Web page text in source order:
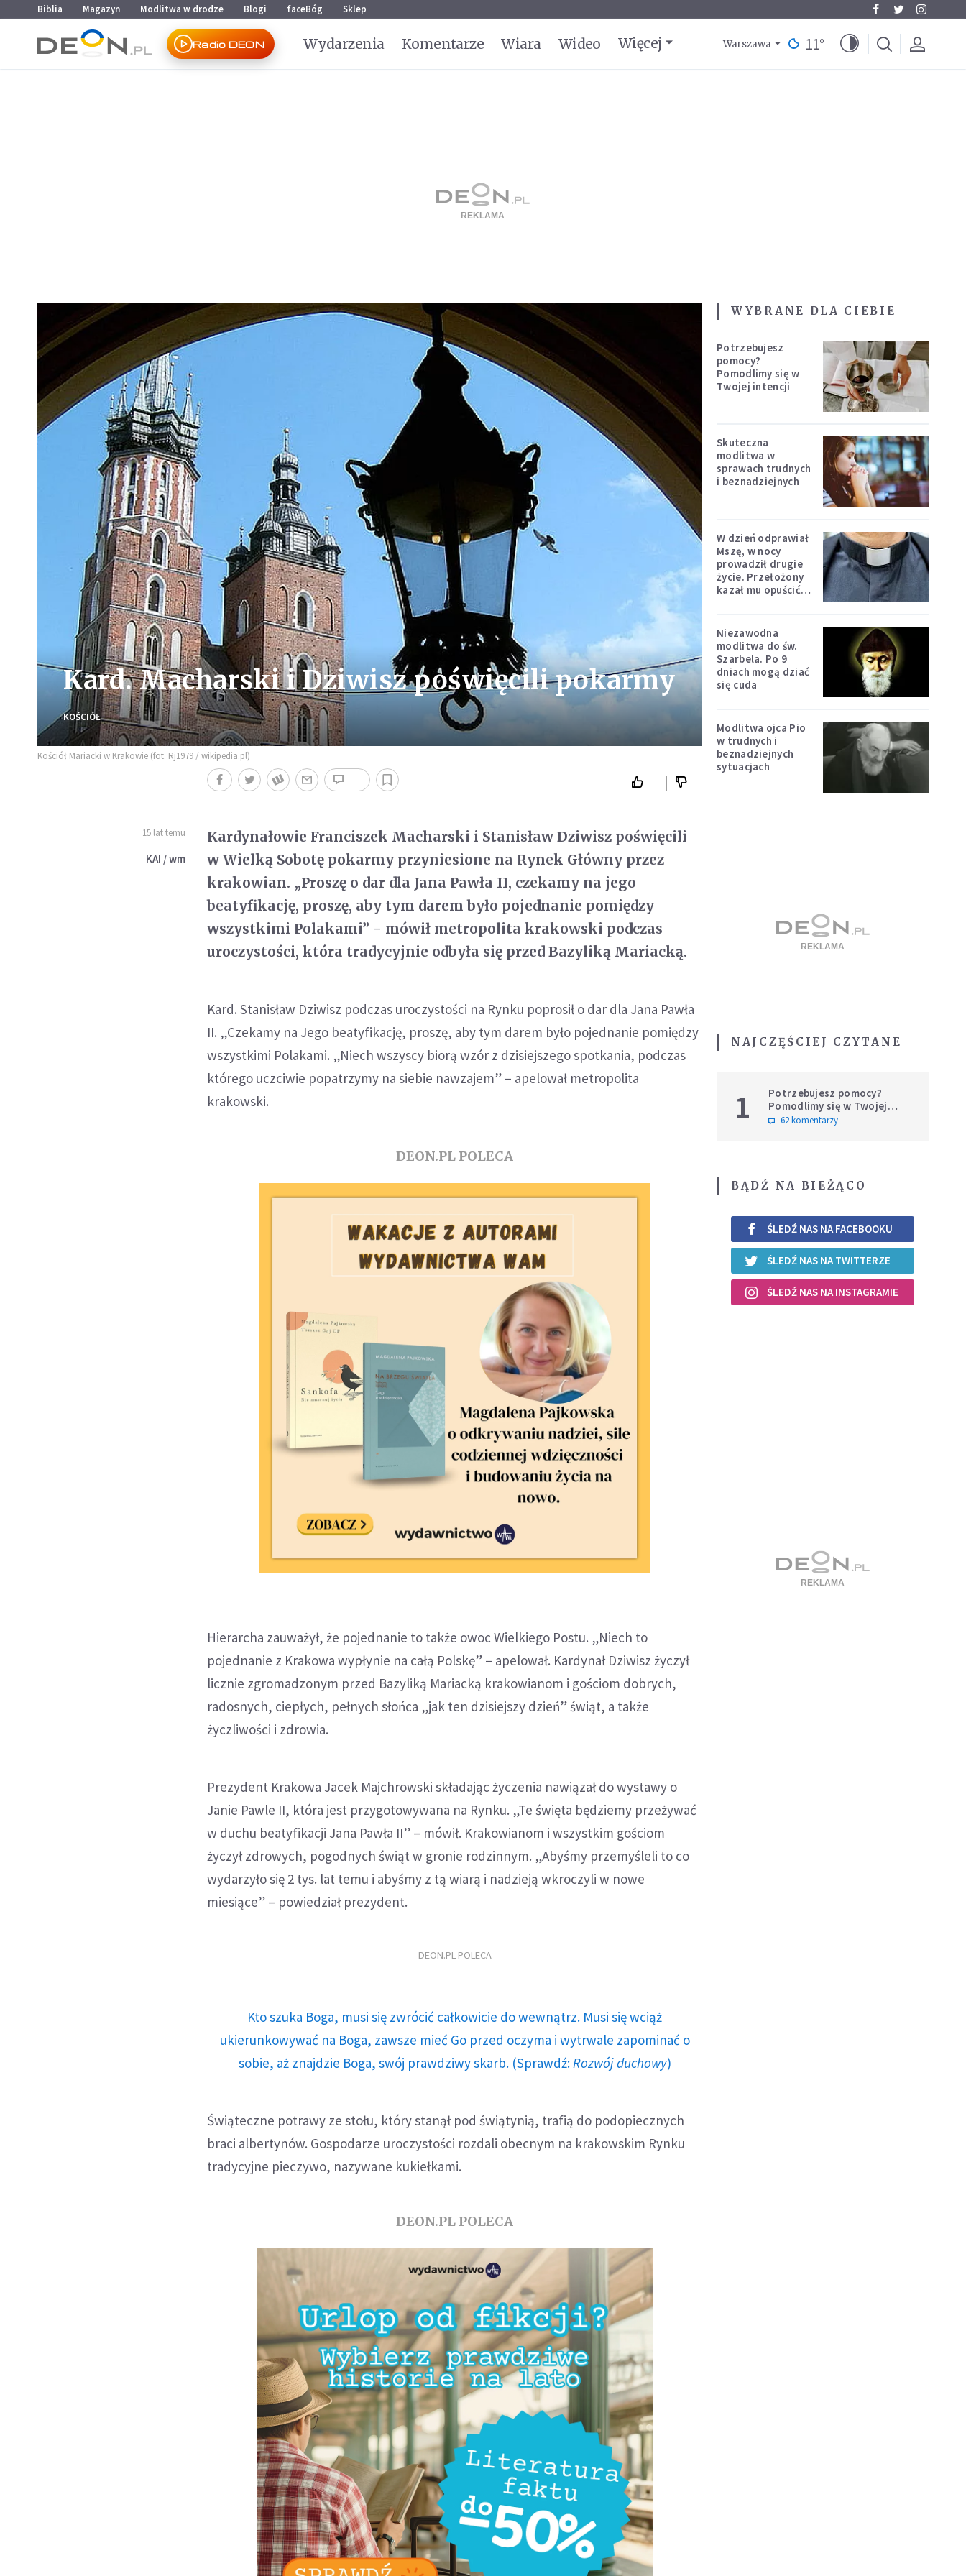
Przejdź do menu głównego
Przejdź do treści
Biblia Magazyn Modlitwa w drodze Blogi faceBóg Sklep
Radio DEON Wydarzenia Komentarze Wiara Wideo Więcej Warszawa 11°
Kard. Macharski i Dziwisz poświęcili pokarmy
KOŚCIÓŁ
Kościół Mariacki w Krakowie (fot. Rj1979 / wikipedia.pl)
15 lat temu
KAI / wm
Kardynałowie Franciszek Macharski i Stanisław Dziwisz poświęcili
w Wielką Sobotę pokarmy przyniesione na Rynek Główny przez
krakowian. „Proszę o dar dla Jana Pawła II, czekamy na jego
beatyfikację, proszę, aby tym darem było pojednanie pomiędzy
wszystkimi Polakami” - mówił metropolita krakowski podczas
uroczystości, która tradycyjnie odbyła się przed Bazyliką Mariacką.
Kard. Stanisław Dziwisz podczas uroczystości na Rynku poprosił o dar dla Jana Pawła
II. „Czekamy na Jego beatyfikację, proszę, aby tym darem było pojednanie pomiędzy
wszystkimi Polakami. „Niech wszyscy biorą wzór z dzisiejszego spotkania, podczas
którego uczciwie popatrzymy na siebie nawzajem” – apelował metropolita
krakowski.
DEON.PL POLECA
Hierarcha zauważył, że pojednanie to także owoc Wielkiego Postu. „Niech to
pojednanie z Krakowa wypłynie na całą Polskę” – apelował. Kardynał Dziwisz życzył
licznie zgromadzonym przed Bazyliką Mariacką krakowianom i gościom dobrych,
radosnych, ciepłych, pełnych słońca „jak ten dzisiejszy dzień” świąt, a także
życzliwości i zdrowia.
Prezydent Krakowa Jacek Majchrowski składając życzenia nawiązał do wystawy o
Janie Pawle II, która jest przygotowywana na Rynku. „Te święta będziemy przeżywać
w duchu beatyfikacji Jana Pawła II” – mówił. Krakowianom i wszystkim gościom
życzył zdrowych, pogodnych świąt w gronie rodzinnym. „Abyśmy przemyśleli to co
wydarzyło się 2 tys. lat temu i abyśmy z tą wiarą i nadzieją wkroczyli w nowe
miesiące” – powiedział prezydent.
DEON.PL POLECA
Kto szuka Boga, musi się zwrócić całkowicie do wewnątrz. Musi się wciąż
ukierunkowywać na Boga, zawsze mieć Go przed oczyma i wytrwale zapominać o
sobie, aż znajdzie Boga, swój prawdziwy skarb. (Sprawdź: Rozwój duchowy)
Świąteczne potrawy ze stołu, który stanął pod świątynią, trafią do podopiecznych
braci albertynów. Gospodarze uroczystości rozdali obecnym na krakowskim Rynku
tradycyjne pieczywo, nazywane kukiełkami.
DEON.PL POLECA
WYBRANE DLA CIEBIE
Potrzebujesz
pomocy?
Pomodlimy się w
Twojej intencji
Skuteczna
modlitwa w
sprawach trudnych
i beznadziejnych
W dzień odprawiał
Mszę, w nocy
prowadził drugie
życie. Przełożony
kazał mu opuścić
Niezawodna
modlitwa do św.
Szarbela. Po 9
dniach mogą dziać
się cuda
Modlitwa ojca Pio
w trudnych i
beznadziejnych
sytuacjach
NAJCZĘŚCIEJ CZYTANE
1
Potrzebujesz pomocy?
Pomodlimy się w Twojej
intencji
62 komentarzy
BĄDŹ NA BIEŻĄCO
ŚLEDŹ NAS NA FACEBOOKU
ŚLEDŹ NAS NA TWITTERZE
ŚLEDŹ NAS NA INSTAGRAMIE